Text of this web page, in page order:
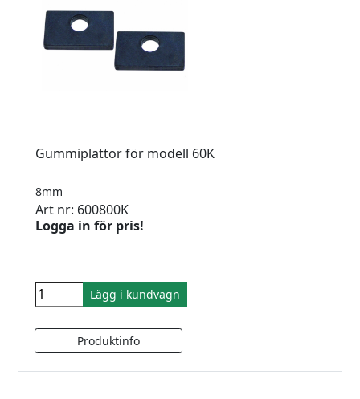
Gummiplattor för modell 60K
8mm
Art nr: 600800K
Logga in för pris!
Lägg i kundvagn